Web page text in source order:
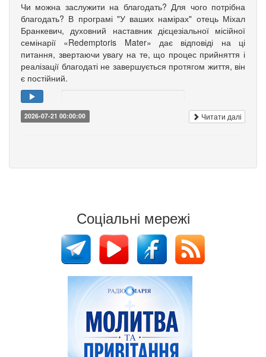
Чи можна заслужити на благодать? Для чого потрібна
благодать? В програмі "У ваших намірах" отець Міхал
Бранкевич, духовний наставник дієцезіальної місійної
семінарії «Redemptoris Mater» дає відповіді на ці
питання, звертаючи увагу на те, що процес прийняття і
реалізації благодаті не завершується протягом життя, він
є постійний.
2026-07-21 00:00:00 Читати далі
Соціальні мережі